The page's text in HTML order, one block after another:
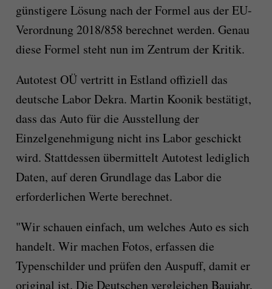
günstigere Lösung nach der Formel aus der EU-
Verordnung 2018/858 berechnet werden. Genau
diese Formel steht nun im Zentrum der Kritik.
Autotest OÜ vertritt in Estland offiziell das
deutsche Labor Dekra. Martin Koonik bestätigt,
dass das Auto für die Ausstellung der
Einzelgenehmigung nicht ins Labor geschickt
wird. Stattdessen übermittelt Autotest lediglich
Daten, auf deren Grundlage das Labor die
erforderlichen Werte berechnet.
"Wir schauen einfach, um welches Auto es sich
handelt. Wir machen Fotos, erfassen die
Typenschilder und prüfen den Auspuff, damit er
original ist. Die Deutschen vergleichen Baujahr,